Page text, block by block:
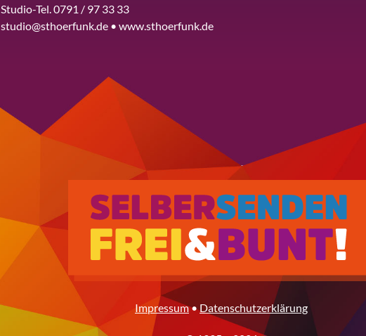
Studio-Tel. 0791 / 97 33 33
studio@sthoerfunk.de • www.sthoerfunk.de
Impressum•Datenschutzerklärung